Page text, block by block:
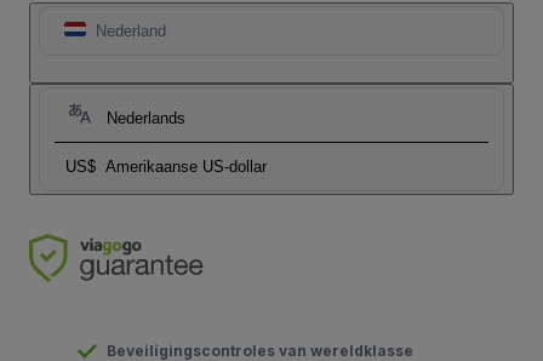
Nederland
Nederlands
US$ Amerikaanse US-dollar
Beveiligingscontroles van wereldklasse